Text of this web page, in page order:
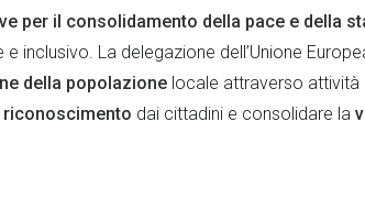
per il consolidamento della pace e della
inclusivo. La delegazione dell’Unione
della popolazione locale attraverso attività
riconoscimento dai cittadini e consolidare la